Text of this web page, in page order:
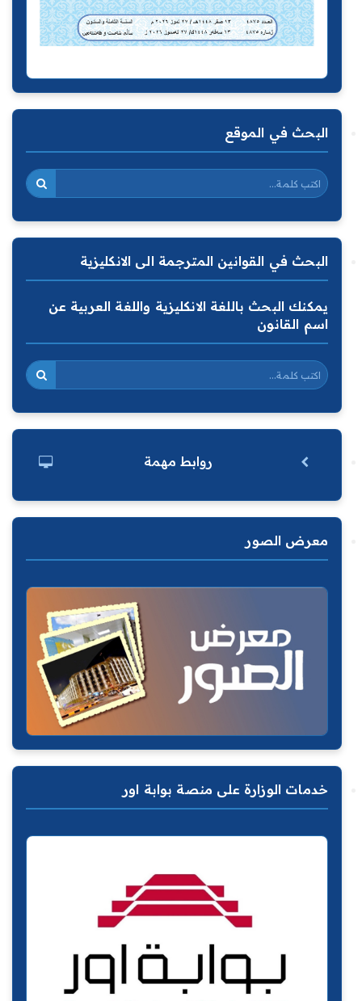
البحث في الموقع
البحث في القوانين المترجمة الى الانكليزية
يمكنك البحث باللغة الانكليزية واللغة العربية عن
اسم القانون
روابط مهمة
معرض الصور
خدمات الوزارة على منصة بوابة اور